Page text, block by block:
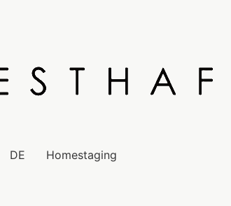
DE Homestaging